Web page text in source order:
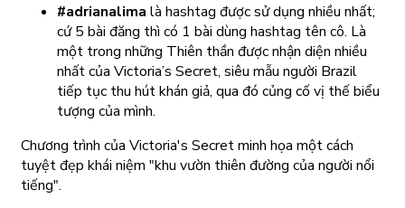
#adrianalima là hashtag được sử dụng nhiều nhất;
cứ 5 bài đăng thì có 1 bài dùng hashtag tên cô. Là
một trong những Thiên thần được nhận diện nhiều
nhất của Victoria’s Secret, siêu mẫu người Brazil
tiếp tục thu hút khán giả, qua đó củng cố vị thế biểu
tượng của mình.
Chương trình của Victoria's Secret minh họa một cách
tuyệt đẹp khái niệm "khu vườn thiên đường của người nổi
tiếng".